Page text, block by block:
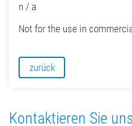
n / a
Not for the use in
zurück
Kontaktieren Sie